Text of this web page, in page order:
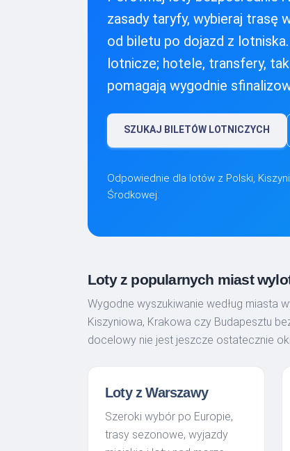
zasady taryfy, wybieraj trasę
od biletu po dojazd z lotniska.
lotnicze; hotele, transfery,
pomagają wygodnie
SZUKAJ BILETÓW LOTNICZYCH
Odpowiednie dla lotów z Polski,
Środkowej.
Loty z popularnych miast
Wygodne wyszukiwanie według miasta
Kiszyniowa, Krakowa czy Budapesztu
docelowy nie jest jeszcze ostatecznie
Loty z Warszawy
Szeroki wybór po Europie,
trasy sezonowe, wyjazdy